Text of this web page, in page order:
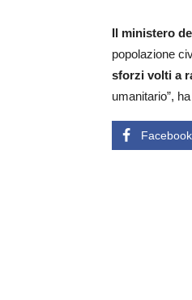
Il ministero
popolazione
sforzi volti a
umanitario”,
Facebook